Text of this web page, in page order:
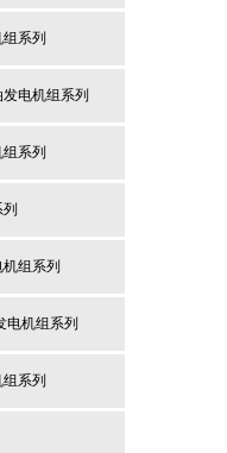
系列
电机组系列
系列
组系列
电机组系列
系列